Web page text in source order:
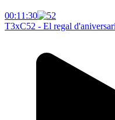
00:11:30
T3xC52 - El regal